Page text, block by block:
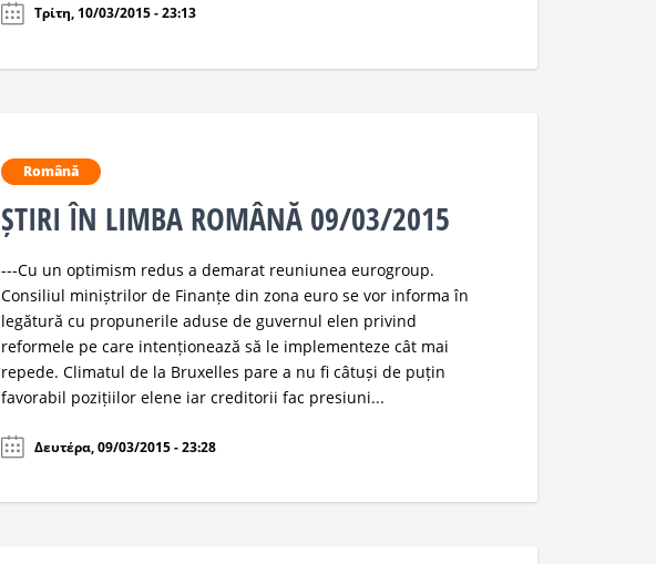
Τρίτη, 10/03/2015 - 23:13
Română
ȘTIRI ÎN LIMBA ROMÂNĂ 09/03/2015
---Cu un optimism redus a demarat reuniunea eurogroup.
Consiliul miniștrilor de Finanțe din zona euro se vor informa în
legătură cu propunerile aduse de guvernul elen privind
reformele pe care intenționează să le implementeze cât mai
repede. Climatul de la Bruxelles pare a nu fi câtuși de puțin
favorabil pozițiilor elene iar creditorii fac presiuni...
Δευτέρα, 09/03/2015 - 23:28